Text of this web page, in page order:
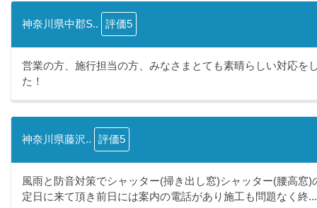
神奈川県中郡S.. 評価5
営業の方、施行担当の方、みなさまとても素晴らしい対応を
た！
神奈川県藤沢.. 評価5
風雨と防音対策でシャッター(掃き出し窓)シャッター(腰高窓
定日に来て頂き前日には案内の電話があり施工も問題なく終...